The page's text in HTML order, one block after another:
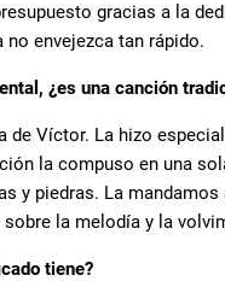
gracias a la
envejezca tan rápido.
¿es una canción
de Víctor. La hizo
la compuso en una
y piedras. La
la melodía y la
tiene?